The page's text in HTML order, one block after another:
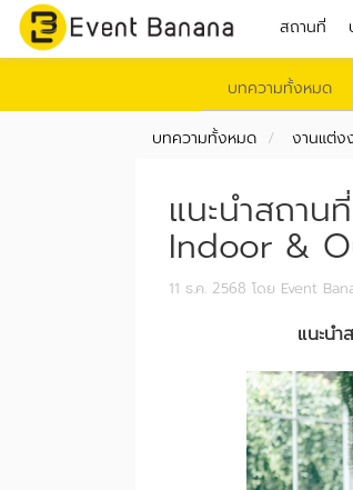
สถานที่
บทความทั้งหมด
บทความทั้งหมด งานแต่ง
แนะนำสถา
Indoor &
11 ธ.ค. 2568 โดย Event
แนะน